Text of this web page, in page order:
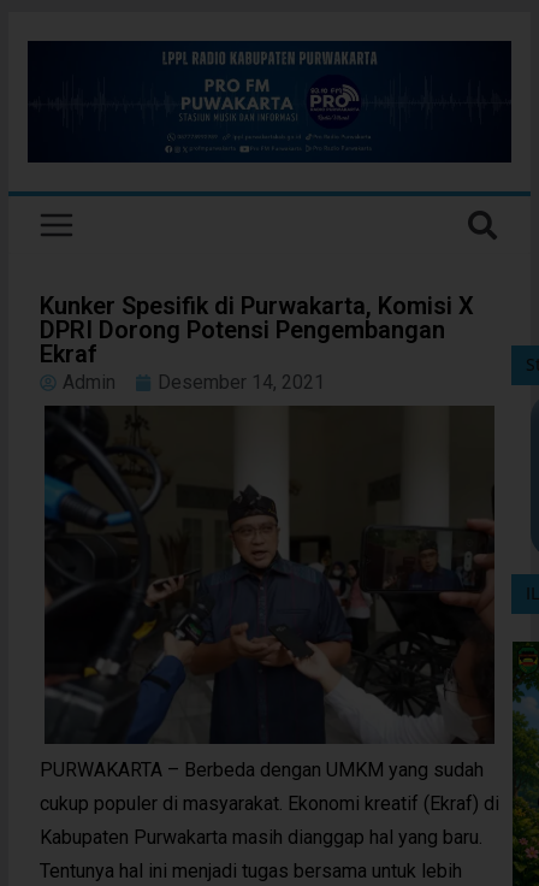
Kunker Spesifik di Purwakarta, Komisi X
DPRI Dorong Potensi Pengembangan
Ekraf
Admin Desember 14, 2021
PURWAKARTA – Berbeda dengan UMKM yang sudah
cukup populer di masyarakat. Ekonomi kreatif (Ekraf) di
Kabupaten Purwakarta masih dianggap hal yang baru.
Tentunya hal ini menjadi tugas bersama untuk lebih